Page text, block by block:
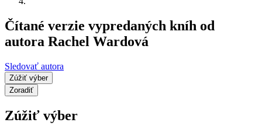
Čítané verzie vypredaných kníh od
autora Rachel Wardová
Sledovať autora
Zúžiť výber
Zoradiť
Zúžiť výber